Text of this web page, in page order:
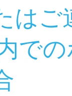
はご
で